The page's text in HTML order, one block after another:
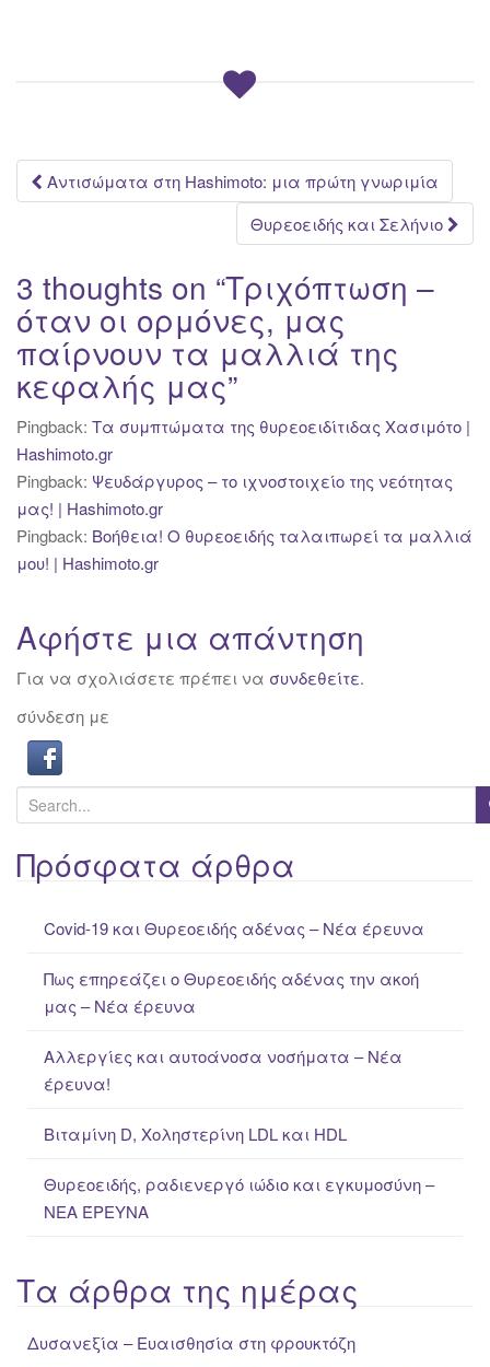
Post
navigation
Αντισώματα στη Hashimoto: μια πρώτη γνωριμία
Θυρεοειδής και Σελήνιο
3 thoughts on “Τριχόπτωση –
όταν οι ορμόνες, μας
παίρνουν τα μαλλιά της
κεφαλής μας”
Pingback: Τα συμπτώματα της θυρεοειδίτιδας Χασιμότο |
Hashimoto.gr
Pingback: Ψευδάργυρος – το ιχνοστοιχείο της νεότητας
μας! | Hashimoto.gr
Pingback: Βοήθεια! Ο θυρεοειδής ταλαιπωρεί τα μαλλιά
μου! | Hashimoto.gr
Αφήστε μια απάντηση
Για να σχολιάσετε πρέπει να συνδεθείτε.
σύνδεση με
e
a
rΠρόσφατα άρθρα
Covid-19 και Θυρεοειδής αδένας – Νέα έρευνα
Πως επηρεάζει ο Θυρεοειδής αδένας την ακοή
μας – Νέα έρευνα
Αλλεργίες και αυτοάνοσα νοσήματα – Νέα
έρευνα!
Βιταμίνη D, Χοληστερίνη LDL και HDL
Θυρεοειδής, ραδιενεργό ιώδιο και εγκυμοσύνη –
ΝΕΑ ΈΡΕΥΝΑ
Τα άρθρα της ημέρας
Δυσανεξία – Ευαισθησία στη φρουκτόζη